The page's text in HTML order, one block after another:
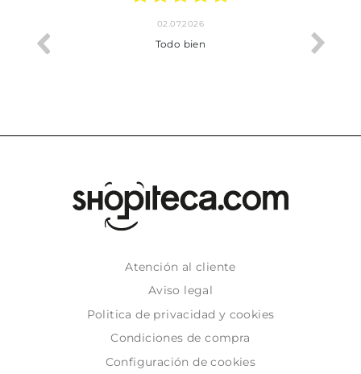
02.07.2026
Todo bien
Atención al cliente
Aviso legal
Politica de privacidad y cookies
Condiciones de compra
Configuración de cookies